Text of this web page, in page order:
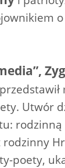
Utwór
rodzinną
rodzinny
poety,